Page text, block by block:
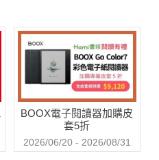
和我們的世界共振。
在過去幾百年來堅信不移、卻
種信念，好比另類醫學、靈力
等。而所謂的異能──預感、追朔
療天賦──其實非屬異常，也非罕
我們能夠依循科學途徑來認識
力療癒自己、親友，甚至我們
BOOX電子閱讀器加購皮
套5折
2026/06/20 - 2026/08/31